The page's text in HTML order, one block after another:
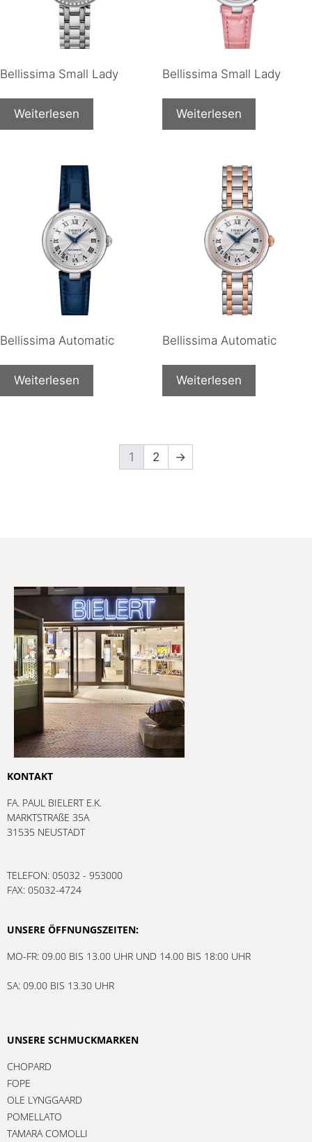
Bellissima Small Lady
Weiterlesen
Bellissima Small Lady
Weiterlesen
Bellissima Automatic
Weiterlesen
Bellissima Automatic
Weiterlesen
1 2 →
KONTAKT
FA. PAUL BIELERT E.K.
MARKTSTRAßE 35A
31535 NEUSTADT
TELEFON: 05032 - 953000
FAX: 05032-4724
UNSERE ÖFFNUNGSZEITEN:
MO-FR: 09.00 BIS 13.00 UHR UND 14.00 BIS 18:00 UHR
SA: 09.00 BIS 13.30 UHR
UNSERE SCHMUCKMARKEN
CHOPARD
FOPE
OLE LYNGGAARD
POMELLATO
TAMARA COMOLLI